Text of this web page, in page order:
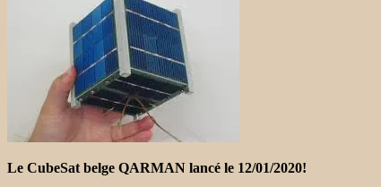
Le CubeSat belge QARMAN lancé le 12/01/2020!